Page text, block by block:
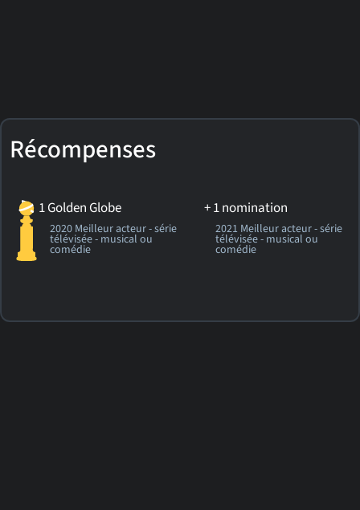
Récompenses
1 Golden Globe
2020 Meilleur acteur - série
télévisée - musical ou
comédie
+ 1 nomination
2021 Meilleur acteur - série
télévisée - musical ou
comédie